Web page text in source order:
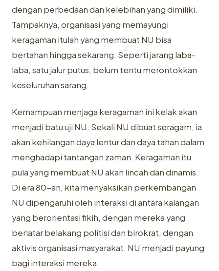
dengan perbedaan dan kelebihan yang dimiliki.
Tampaknya, organisasi yang memayungi
keragaman itulah yang membuat NU bisa
bertahan hingga sekarang. Seperti jarang laba-
laba, satu jalur putus, belum tentu merontokkan
keseluruhan sarang.
Kemampuan menjaga keragaman ini kelak akan
menjadi batu uji NU. Sekali NU dibuat seragam, ia
akan kehilangan daya lentur dan daya tahan dalam
menghadapi tantangan zaman. Keragaman itu
pula yang membuat NU akan lincah dan dinamis.
Di era 80-an, kita menyaksikan perkembangan
NU dipengaruhi oleh interaksi di antara kalangan
yang berorientasi fikih, dengan mereka yang
berlatar belakang politisi dan birokrat, dengan
aktivis organisasi masyarakat. NU menjadi payung
bagi interaksi mereka.